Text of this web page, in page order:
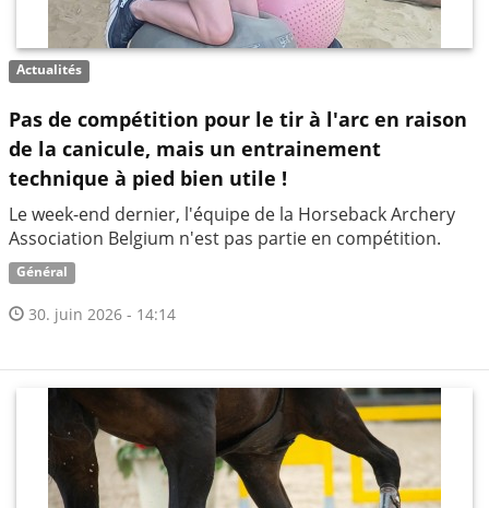
Actualités
Pas de compétition pour le tir à l'arc en raison
de la canicule, mais un entrainement
technique à pied bien utile !
Le week-end dernier, l'équipe de la Horseback Archery
Association Belgium n'est pas partie en compétition.
Général
30. juin 2026 - 14:14